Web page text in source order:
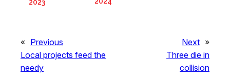
2023
« Previous
Local projects feed the
needy
Next »
Three die in
collision